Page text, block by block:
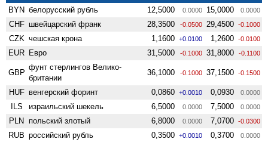
BYN белорусский рубль 12,5000 0.0000 15,0000 0.0000
CHF швейцарский франк 28,3500 -0.0500 29,4500 -0.1000
CZK чешская крона 1,1600 +0.0100 1,2600 -0.0100
EUR Евро 31,5000 -0.1000 31,8000 -0.1100
GBP
фунт стерлингов Велико­
британии
36,1000 -0.1000 37,1500 -0.1500
HUF венгерский форинт 0,0860 +0.0010 0,0930 0.0000
ILS израильский шекель 6,5000 0.0000 7,5000 0.0000
PLN польский злотый 6,8000 0.0000 7,0700 -0.0300
RUB российский рубль 0,3500 +0.0010 0,3700 0.0000